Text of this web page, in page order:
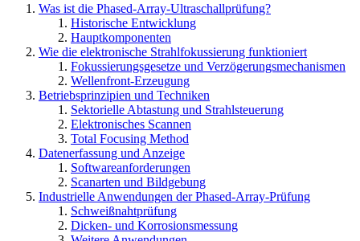
Was ist die Phased-Array-Ultraschallprüfung?
Historische Entwicklung
Hauptkomponenten
Wie die elektronische Strahlfokussierung funktioniert
Fokussierungsgesetze und Verzögerungsmechanismen
Wellenfront-Erzeugung
Betriebsprinzipien und Techniken
Sektorielle Abtastung und Strahlsteuerung
Elektronisches Scannen
Total Focusing Method
Datenerfassung und Anzeige
Softwareanforderungen
Scanarten und Bildgebung
Industrielle Anwendungen der Phased-Array-Prüfung
Schweißnahtprüfung
Dicken- und Korrosionsmessung